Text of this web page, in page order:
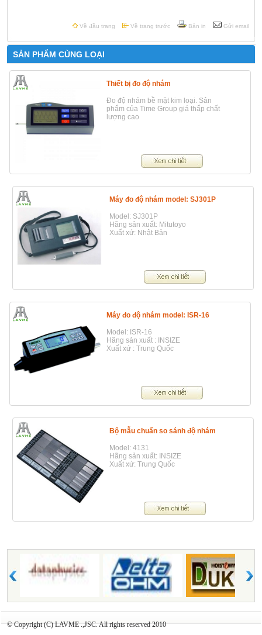
Về đầu trang Về trang trước Bản in Gửi email
SẢN PHẨM CÙNG LOẠI
Thiết bị đo độ nhám
Đo độ nhám bề mặt kim loại. Sản
phẩm của Time Group giá thấp chất
lượng cao
Máy đo độ nhám model: SJ301P
Model: SJ301P
Hãng sản xuất: Mitutoyo
Xuất xứ: Nhật Bản
Máy đo độ nhám model: ISR-16
Model: ISR-16
Hãng sản xuất : INSIZE
Xuất xứ : Trung Quốc
Bộ mẫu chuẩn so sánh độ nhám
Model: 4131
Hãng sản xuất: INSIZE
Xuất xứ: Trung Quốc
© Copyright (C) LAVME .,JSC. All rights reserved 2010